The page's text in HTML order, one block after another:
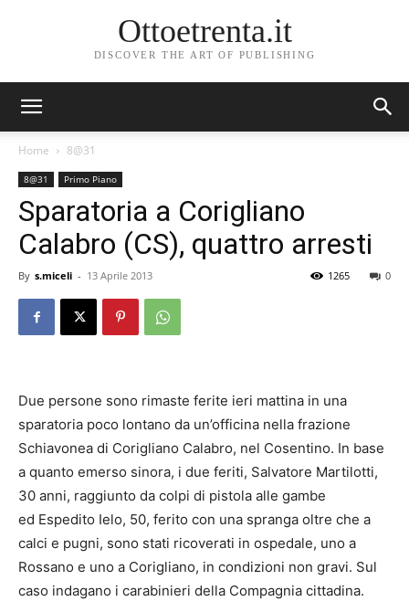
Ottoetrenta.it
DISCOVER THE ART OF PUBLISHING
Home 8@31
8@31 Primo Piano
Sparatoria a Corigliano
Calabro (CS), quattro arresti
By s.miceli - 13 Aprile 2013 0
1265
Due persone sono rimaste ferite ieri mattina in una
sparatoria poco lontano da un’officina nella frazione
Schiavonea di Corigliano Calabro, nel Cosentino. In base
a quanto emerso sinora, i due feriti, Salvatore Martilotti,
30 anni, raggiunto da colpi di pistola alle gambe
ed Espedito Ielo, 50, ferito con una spranga oltre che a
calci e pugni, sono stati ricoverati in ospedale, uno a
Rossano e uno a Corigliano, in condizioni non gravi. Sul
caso indagano i carabinieri della Compagnia cittadina.